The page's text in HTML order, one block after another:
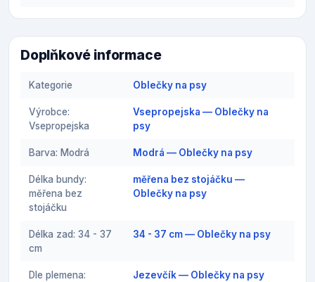
Doplňkové informace
Kategorie Oblečky na psy
Výrobce:
Vsepropejska
Vsepropejska — Oblečky na
psy
Barva: Modrá Modrá — Oblečky na psy
Délka bundy:
měřena bez
stojáčku
měřena bez stojáčku —
Oblečky na psy
Délka zad: 34 - 37
cm
34 - 37 cm — Oblečky na psy
Dle plemena:
Jezevčík — Oblečky na psy